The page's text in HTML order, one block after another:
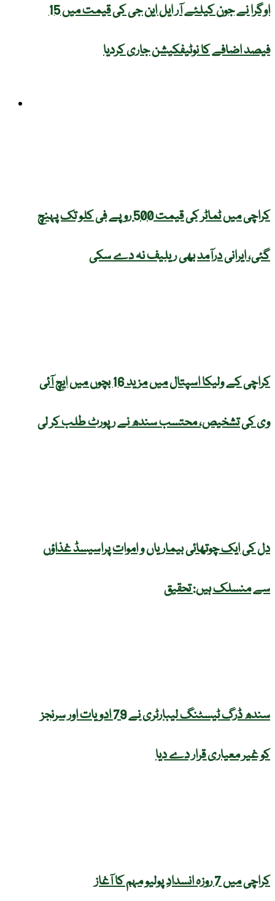
اوگرا نے جون کیلئے آر ایل این جی کی قیمت میں 15
فیصد اضافے کا نوٹیفکیشن جاری کردیا
کراچی میں ٹماٹر کی قیمت 500 روپے فی کلو تک پہنچ
گئی، ایرانی درآمد بھی ریلیف نہ دے سکی
کراچی کے ولیکا اسپتال میں مزید 16 بچوں میں ایچ آئی
وی کی تشخیص، محتسب سندھ نے رپورٹ طلب کر لی
دل کی ایک چوتھائی بیماریاں و اموات پراسیسڈ غذاؤں
سے منسلک ہیں: تحقیق
سندھ ڈرگ ٹیسٹنگ لیبارٹری نے 79 ادویات اور سرنجز
کو غیر معیاری قرار دے دیا
کراچی میں 7 روزہ انسدادِ پولیو مہم کا آغاز